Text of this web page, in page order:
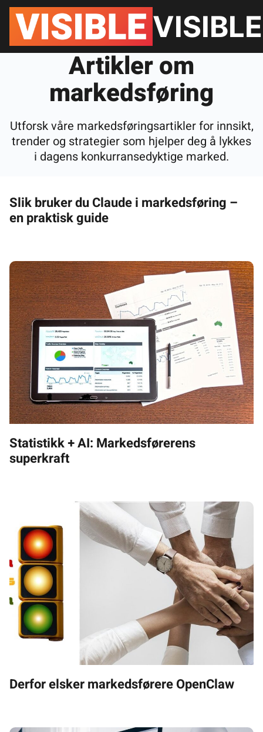
Hopp
innhold
VISIBLE
Artikler om
markedsføring
Utforsk våre markedsføringsartikler for innsikt,
trender og strategier som hjelper deg å lykkes
i dagens konkurransedyktige marked.
Slik bruker du Claude i markedsføring –
en praktisk guide
Statistikk + AI: Markedsførerens
superkraft
Derfor elsker markedsførere OpenClaw